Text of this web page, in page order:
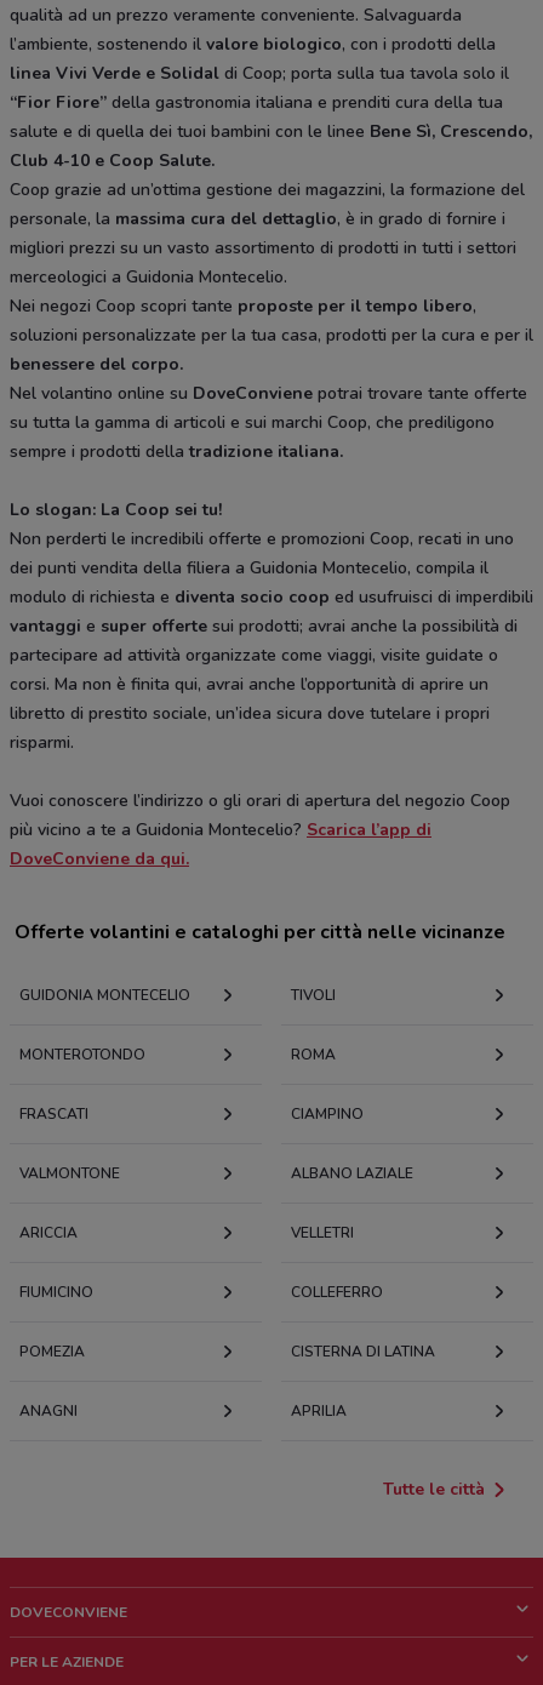
qualità ad un prezzo veramente conveniente. Salvaguarda
l’ambiente, sostenendo il valore biologico, con i prodotti della
linea Vivi Verde e Solidal di Coop; porta sulla tua tavola solo il
“Fior Fiore” della gastronomia italiana e prenditi cura della tua
salute e di quella dei tuoi bambini con le linee Bene Sì, Crescendo,
Club 4-10 e Coop Salute.
Coop grazie ad un’ottima gestione dei magazzini, la formazione del
personale, la massima cura del dettaglio, è in grado di fornire i
migliori prezzi su un vasto assortimento di prodotti in tutti i settori
merceologici a Guidonia Montecelio.
Nei negozi Coop scopri tante proposte per il tempo libero,
soluzioni personalizzate per la tua casa, prodotti per la cura e per il
benessere del corpo.
Nel volantino online su DoveConviene potrai trovare tante offerte
su tutta la gamma di articoli e sui marchi Coop, che prediligono
sempre i prodotti dellatradizione italiana.
Lo slogan: La Coop sei tu!
Non perderti le incredibili offerte e promozioni Coop, recati in uno
dei punti vendita della filiera a Guidonia Montecelio, compila il
modulo di richiesta e diventa socio coop ed usufruisci di imperdibili
vantaggi e super offerte sui prodotti; avrai anche la possibilità di
partecipare ad attività organizzate come viaggi, visite guidate o
corsi. Ma non è finita qui, avrai anche l’opportunità di aprire un
libretto di prestito sociale, un’idea sicura dove tutelare i propri
risparmi.
Vuoi conoscere l’indirizzo o gli orari di apertura del negozio Coop
più vicino a te a Guidonia Montecelio? Scarica l’app di
DoveConviene da qui.
Offerte volantini e cataloghi per città nelle vicinanze
GUIDONIA MONTECELIO TIVOLI
MONTEROTONDO ROMA
FRASCATI CIAMPINO
VALMONTONE ALBANO LAZIALE
ARICCIA VELLETRI
FIUMICINO COLLEFERRO
POMEZIA CISTERNA DI LATINA
ANAGNI APRILIA
Tutte le città
DOVECONVIENE
PER LE AZIENDE